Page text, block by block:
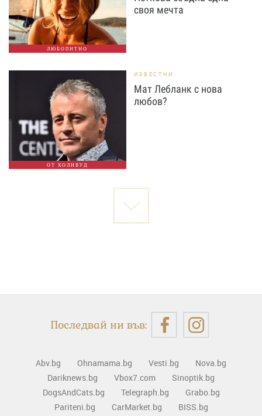
ЛЮБОПИТНО
своя мечта
ОТ ХОЛИВУД
ИЗВЕСТНИ
Мат Лебланк с нова
любов?
Последвай ни във:
Abv.bg Ohnamama.bg Vesti.bg
Nova.bg
Dariknews.bg
Vbox7.com
Sinoptik.bg
DogsAndCats.bg
Telegraph.bg
Grabo.bg
Pariteni.bg
CarMarket.bg BISS.bg